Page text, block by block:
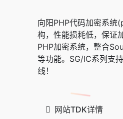
向阳PHP代码加密系统
构，性能损耗低，保证
PHP加密系统，整合
等功能。SG/IC系列支
线！
网站TDK详情